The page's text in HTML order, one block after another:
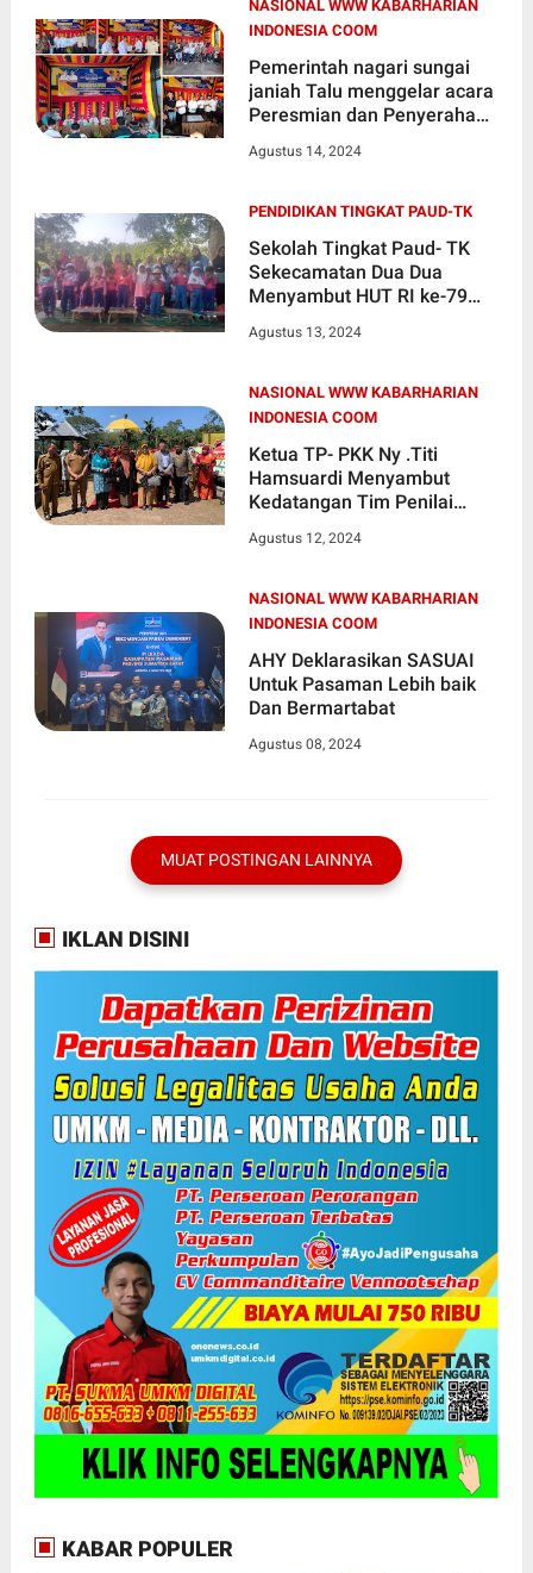
NASIONAL WWW KABARHARIAN
INDONESIA COOM
Pemerintah nagari sungai
janiah Talu menggelar acara
Peresmian dan Penyerahan
kejorongan
Agustus 14, 2024
PENDIDIKAN TINGKAT PAUD-TK
Sekolah Tingkat Paud- TK
Sekecamatan Dua Dua
Menyambut HUT RI ke-79
Agustus 13, 2024
NASIONAL WWW KABARHARIAN
INDONESIA COOM
Ketua TP- PKK Ny .Titi
Hamsuardi Menyambut
Kedatangan Tim Penilai
Tingkat Sumatera barat
Agustus 12, 2024
NASIONAL WWW KABARHARIAN
INDONESIA COOM
AHY Deklarasikan SASUAI
Untuk Pasaman Lebih baik
Dan Bermartabat
Agustus 08, 2024
MUAT POSTINGAN LAINNYA
IKLAN DISINI
KABAR POPULER